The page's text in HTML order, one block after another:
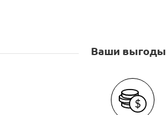
Ваши выгоды